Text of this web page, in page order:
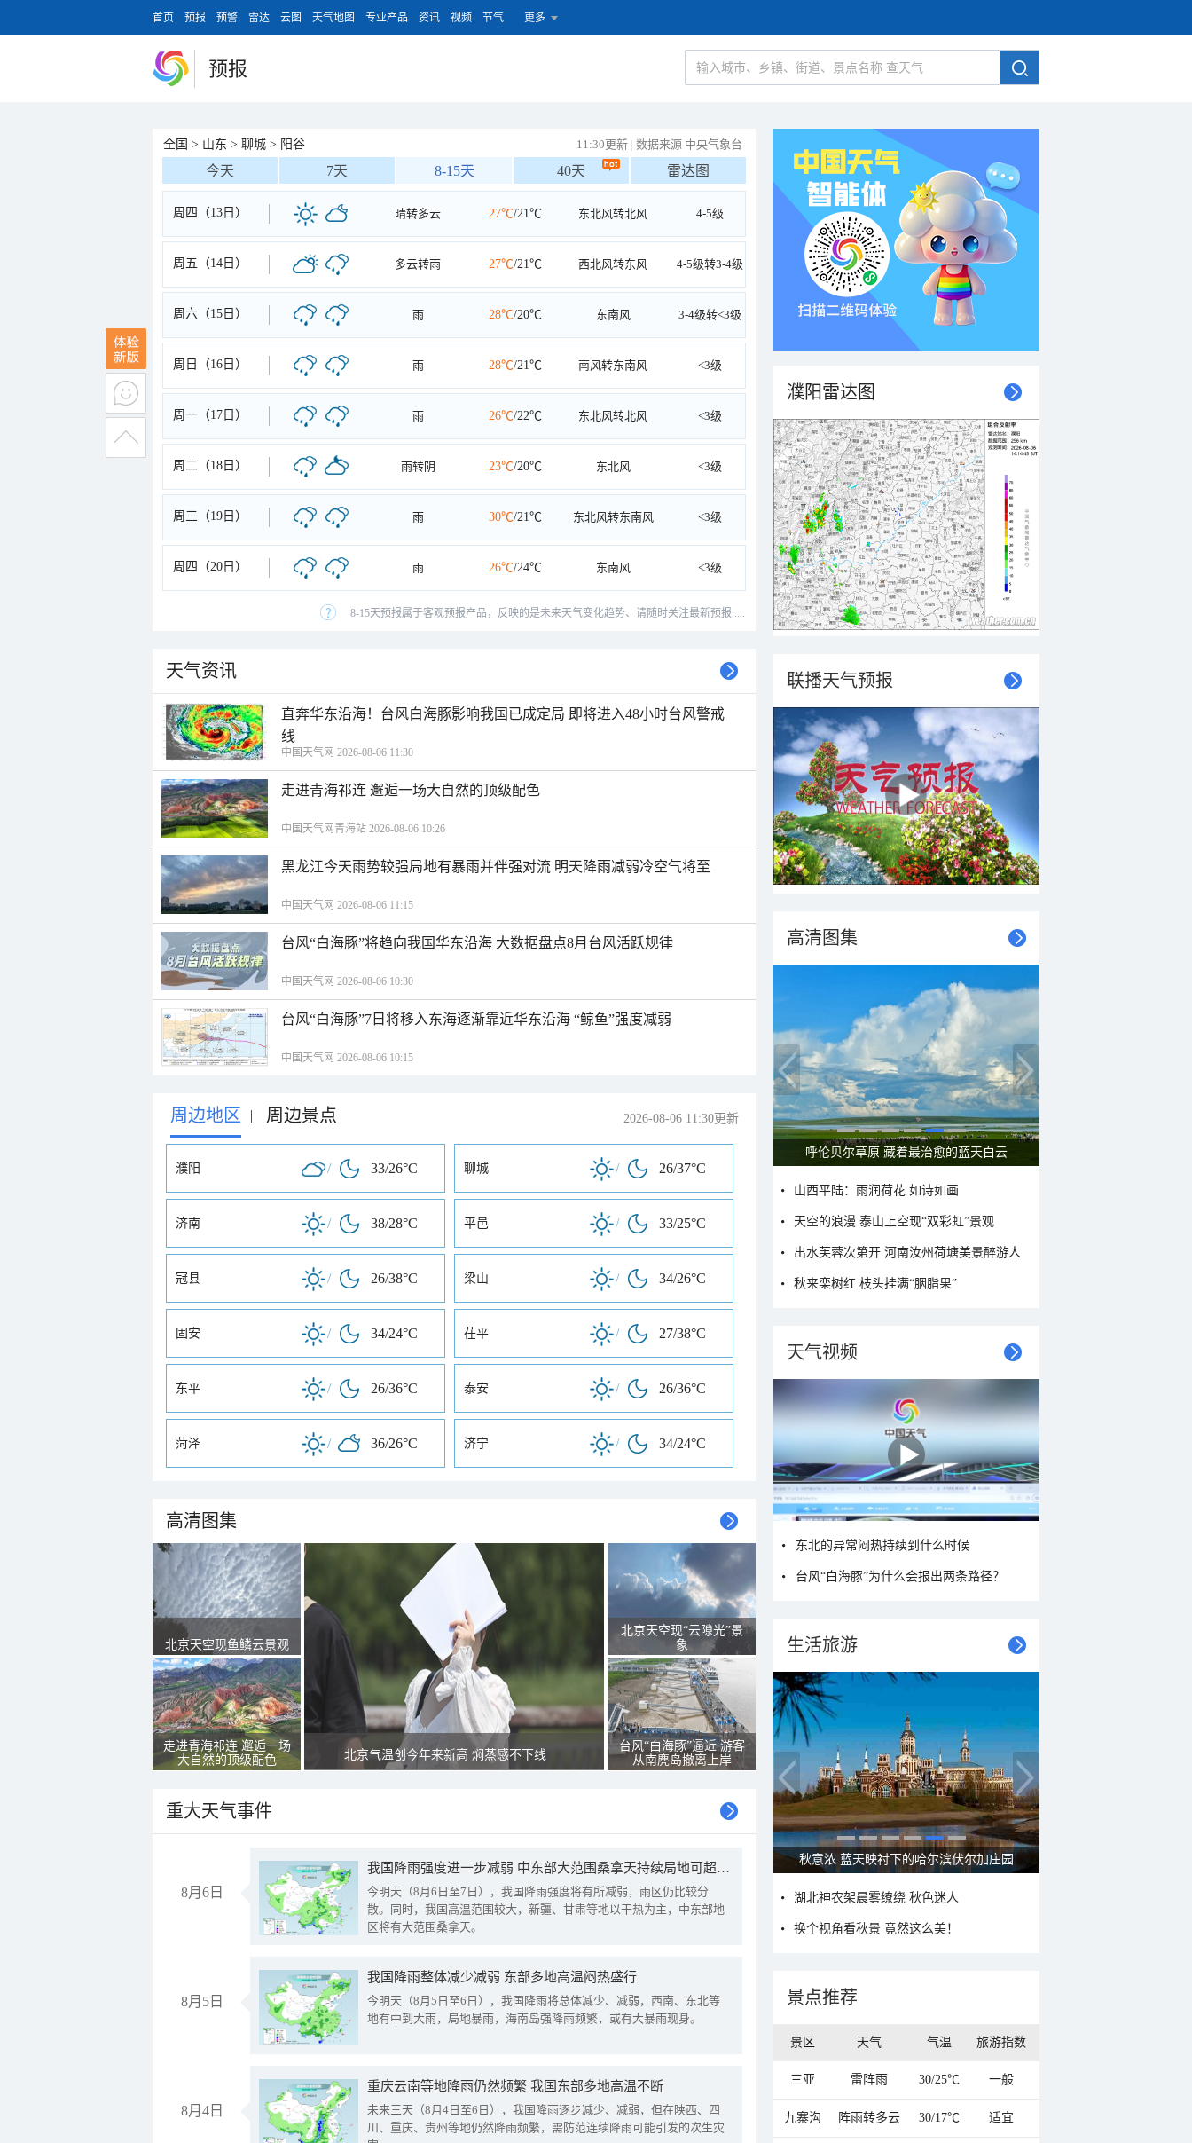
首页 预报 预警 雷达 云图 天气地图 专业产品 资讯 视频 节气 更多
预报
全国 > 山东 > 聊城 > 阳谷 11:30更新 | 数据来源 中央气象台
今天 7天 8-15天 40天 雷达图
周四（13日） 晴转多云 27℃/21℃ 东北风转北风 4-5级
周五（14日） 多云转雨 27℃/21℃ 西北风转东风 4-5级转3-4级
周六（15日） 雨 28℃/20℃ 东南风 3-4级转<3级
周日（16日） 雨 28℃/21℃ 南风转东南风 <3级
周一（17日） 雨 26℃/22℃ 东北风转北风 <3级
周二（18日） 雨转阴 23℃/20℃ 东北风 <3级
周三（19日） 雨 30℃/21℃ 东北风转东南风 <3级
周四（20日） 雨 26℃/24℃ 东南风 <3级
8-15天预报属于客观预报产品，反映的是未来天气变化趋势、请随时关注最新预报.....
天气资讯
直奔华东沿海！台风白海豚影响我国已成定局 即将进入48小时台风警戒
线
中国天气网 2026-08-06 11:30
走进青海祁连 邂逅一场大自然的顶级配色
中国天气网青海站 2026-08-06 10:26
黑龙江今天雨势较强局地有暴雨并伴强对流 明天降雨减弱冷空气将至
中国天气网 2026-08-06 11:15
台风“白海豚”将趋向我国华东沿海 大数据盘点8月台风活跃规律
中国天气网 2026-08-06 10:30
台风“白海豚”7日将移入东海逐渐靠近华东沿海 “鲸鱼”强度减弱
中国天气网 2026-08-06 10:15
周边地区 | 周边景点 2026-08-06 11:30更新
濮阳 / 33/26°C 聊城 / 26/37°C
济南 / 38/28°C 平邑 / 33/25°C
冠县 / 26/38°C 梁山 / 34/26°C
固安 / 34/24°C 茌平 / 27/38°C
东平 / 26/36°C 泰安 / 26/36°C
菏泽 / 36/26°C 济宁 / 34/24°C
高清图集
北京天空现鱼鳞云景观
走进青海祁连 邂逅一场
大自然的顶级配色
北京气温创今年来新高 焖蒸感不下线
北京天空现“云隙光”景
象
台风“白海豚”逼近 游客
从南麂岛撤离上岸
重大天气事件
8月6日
我国降雨强度进一步减弱 中东部大范围桑拿天持续局地可超38℃
今明天（8月6日至7日），我国降雨强度将有所减弱，雨区仍比较分
散。同时，我国高温范围较大，新疆、甘肃等地以干热为主，中东部地
区将有大范围桑拿天。
8月5日
我国降雨整体减少减弱 东部多地高温闷热盛行
今明天（8月5日至6日），我国降雨将总体减少、减弱，西南、东北等
地有中到大雨，局地暴雨，海南岛强降雨频繁，或有大暴雨现身。
8月4日
重庆云南等地降雨仍然频繁 我国东部多地高温不断
未来三天（8月4日至6日），我国降雨逐步减少、减弱，但在陕西、四
川、重庆、贵州等地仍然降雨频繁，需防范连续降雨可能引发的次生灾
濮阳雷达图
联播天气预报
高清图集
呼伦贝尔草原 藏着最治愈的蓝天白云
山西平陆：雨润荷花 如诗如画
天空的浪漫 泰山上空现“双彩虹”景观
出水芙蓉次第开 河南汝州荷塘美景醉游人
秋来栾树红 枝头挂满“胭脂果”
天气视频
东北的异常闷热持续到什么时候
台风“白海豚”为什么会报出两条路径？
生活旅游
秋意浓 蓝天映衬下的哈尔滨伏尔加庄园
湖北神农架晨雾缭绕 秋色迷人
换个视角看秋景 竟然这么美！
景点推荐
景区 天气 气温 旅游指数
三亚 雷阵雨 30/25℃ 一般
九寨沟 阵雨转多云 30/17℃ 适宜